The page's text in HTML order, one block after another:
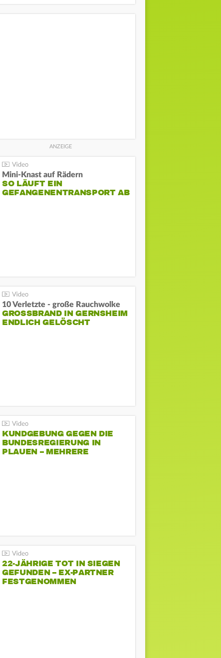
Mini-Knast auf Rädern
SO LÄUFT EIN
GEFANGENENTRANSPORT AB
10 Verletzte - große Rauchwolke
GROSSBRAND IN GERNSHEIM E
NDLICH GELÖSCHT
KUNDGEBUNG GEGEN DIE
BUNDESREGIERUNG IN
PLAUEN – MEHRERE
22-JÄHRIGE TOT IN SIEGEN
GEFUNDEN – EX-PARTNER
FESTGENOMMEN